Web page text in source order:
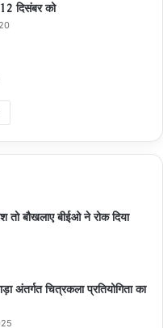
दिसंबर को
Next
तो बौखलाए बीईओ ने रोक दिया
अंतर्गत चित्रकला प्रतियोगिता का